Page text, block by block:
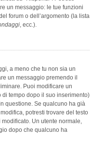
un messaggio: le tue funzioni
forum o dell’argomento (la lista
, ecc.).
a meno che tu non sia un
un messaggio premendo il
Puoi modificare un
tempo dopo il suo inserimento)
questione. Se qualcuno ha già
potresti trovare del testo
Un utente normale,
dopo che qualcuno ha